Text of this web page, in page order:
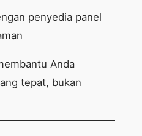
penyedia panel
Anda
tepat, bukan